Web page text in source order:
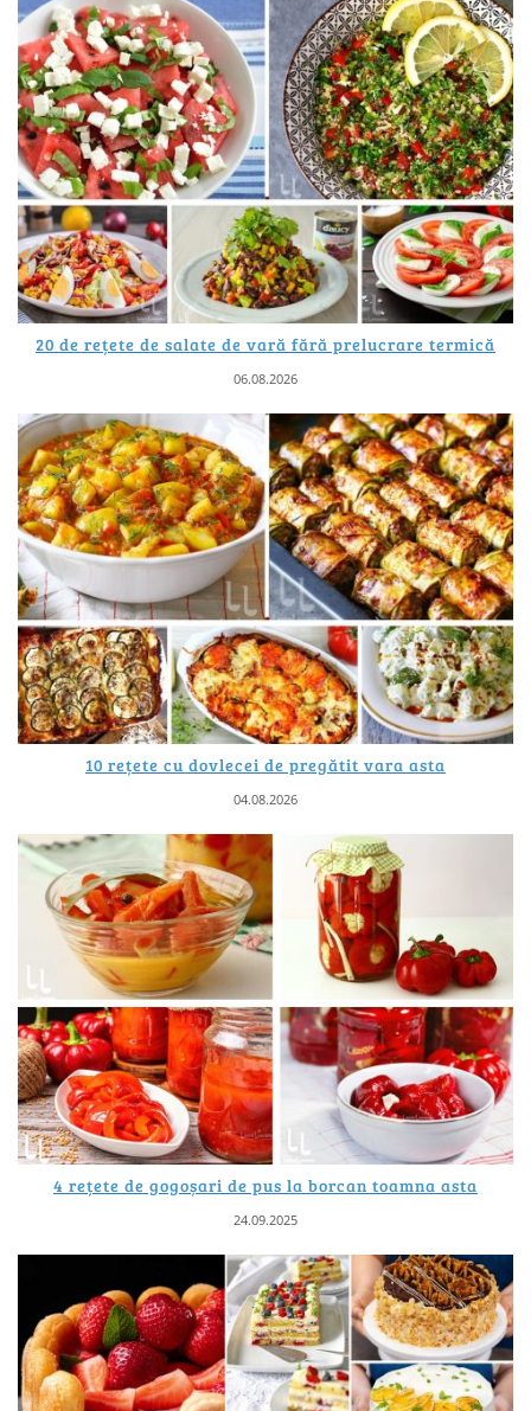
20 de rețete de salate de vară fără prelucrare termică
06.08.2026
10 rețete cu dovlecei de pregătit vara asta
04.08.2026
4 rețete de gogoșari de pus la borcan toamna asta
24.09.2025